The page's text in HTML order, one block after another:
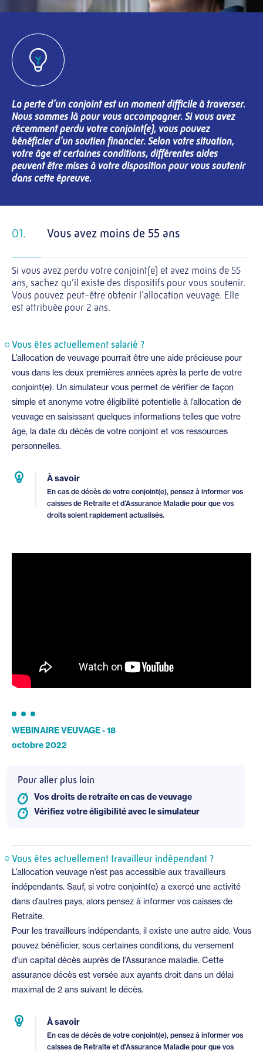
La perte d’un conjoint est un moment difficile à traverser.
Nous sommes là pour vous accompagner. Si vous avez
récemment perdu votre conjoint(e), vous pouvez
bénéficier d’un soutien financier. Selon votre situation,
votre âge et certaines conditions, différentes aides
peuvent être mises à votre disposition pour vous soutenir
dans cette épreuve.
01. Vous avez moins de 55 ans
Si vous avez perdu votre conjoint(e) et avez moins de 55
ans, sachez qu’il existe des dispositifs pour vous soutenir.
Vous pouvez peut-être obtenir l’allocation veuvage. Elle
est attribuée pour 2 ans.
Vous êtes actuellement salarié ?
L’allocation de veuvage pourrait être une aide précieuse pour
vous dans les deux premières années après la perte de votre
conjoint(e). Un simulateur vous permet de vérifier de façon
simple et anonyme votre éligibilité potentielle à l’allocation de
veuvage en saisissant quelques informations telles que votre
âge, la date du décès de votre conjoint et vos ressources
personnelles.
À savoir
En cas de décès de votre conjoint(e), pensez à informer vos
caisses de Retraite et d’Assurance Maladie pour que vos
droits soient rapidement actualisés.
WEBINAIRE VEUVAGE - 18
octobre 2022
Pour aller plus loin
Vos droits de retraite en cas de veuvage
Vérifiez votre éligibilité avec le simulateur
Vous êtes actuellement travailleur indépendant ?
L’allocation veuvage n’est pas accessible aux travailleurs
indépendants. Sauf, si votre conjoint(e) a exercé une activité
dans d’autres pays, alors pensez à informer vos caisses de
Retraite.
Pour les travailleurs indépendants, il existe une autre aide. Vous
pouvez bénéficier, sous certaines conditions, du versement
d’un capital décès auprès de l’Assurance maladie. Cette
assurance décès est versée aux ayants droit dans un délai
maximal de 2 ans suivant le décès.
À savoir
En cas de décès de votre conjoint(e), pensez à informer vos
caisses de Retraite et d’Assurance Maladie pour que vos